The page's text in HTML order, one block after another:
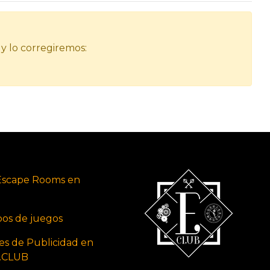
lo corregiremos:
Rooms en
de juegos
de Publicidad en